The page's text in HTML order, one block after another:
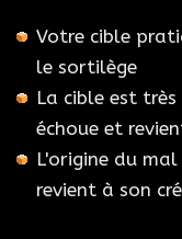
Votre cible
le sortilège
La cible est
échoue et
L'origine du
revient à son